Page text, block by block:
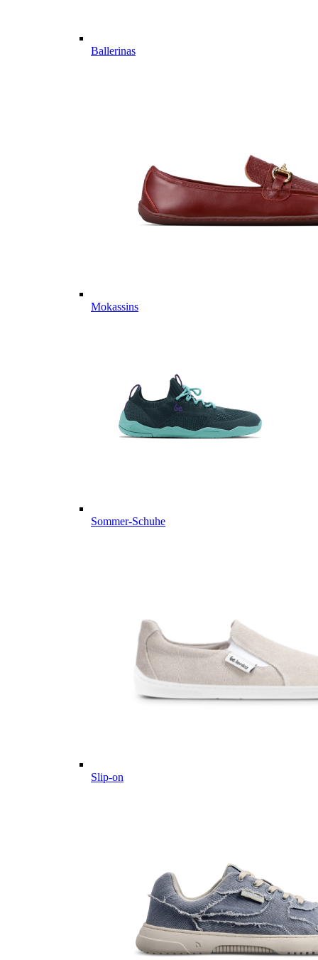
Ballerinas
Mokassins
Sommer-Schuhe
Slip-on